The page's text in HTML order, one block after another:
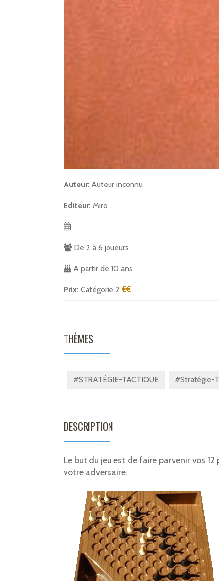
Auteur: Auteur inconnu
Editeur: Miro
De 2 à 6 joueurs
A partir de 10 ans
Prix: Catégorie 2
THÈMES
#STRATÉGIE-TACTIQUE #Stratégie-
DESCRIPTION
Le but du jeu est de faire parvenir vos
votre adversaire.